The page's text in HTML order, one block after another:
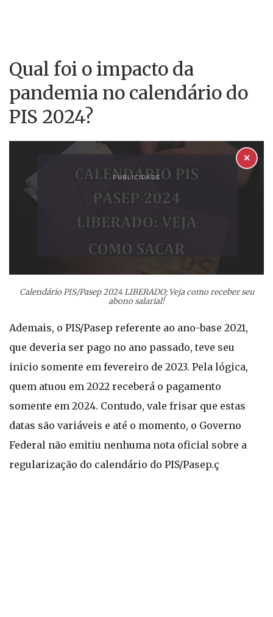
Qual foi o impacto da
pandemia no calendário do
PIS 2024?
PUBLICIDADE
✕
Calendário PIS/Pasep 2024 LIBERADO; Veja como receber seu
abono salarial!
Ademais, o PIS/Pasep referente ao ano-base 2021,
que deveria ser pago no ano passado, teve seu
inicio somente em fevereiro de 2023. Pela lógica,
quem atuou em 2022 receberá o pagamento
somente em 2024. Contudo, vale frisar que estas
datas são variáveis e até o momento, o Governo
Federal não emitiu nenhuma nota oficial sobre a
regularização do calendário do PIS/Pasep.ç